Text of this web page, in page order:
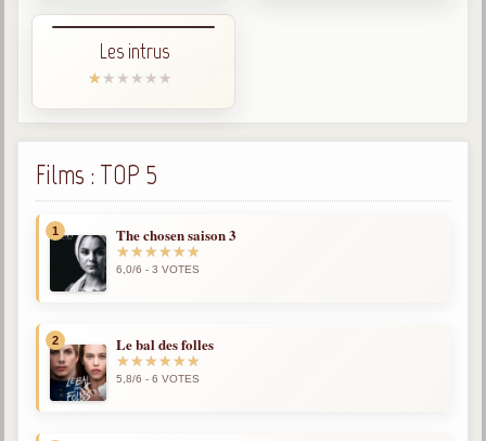
Posez votre question
Photos et vidéoscope
Vidéoscope
Les Illustrés
Liens spirites
Films : TOP 5
1 The chosen saison 3
6,0/6 - 3 VOTES
2 Le bal des folles
5,8/6 - 6 VOTES
Les intrus